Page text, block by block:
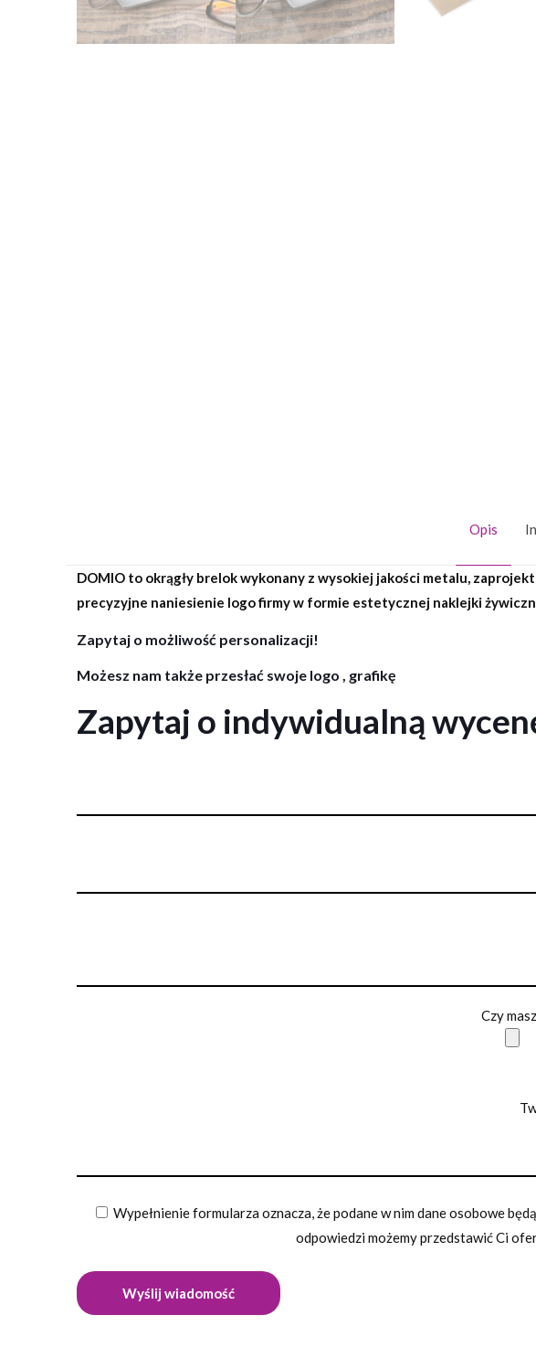
Opis
DOMIO to okrągły brelok wykonany z wysokiej jakości metalu,
precyzyjne naniesienie logo firmy w formie estetycznej naklejki
Zapytaj o możliwość personalizacji!
Możesz nam także przesłać swoje logo , grafikę
Zapytaj o indywidualną
Czy
Wypełnienie formularza oznacza, że podane w nim dane osobowe
odpowiedzi możemy przedstawić Ci